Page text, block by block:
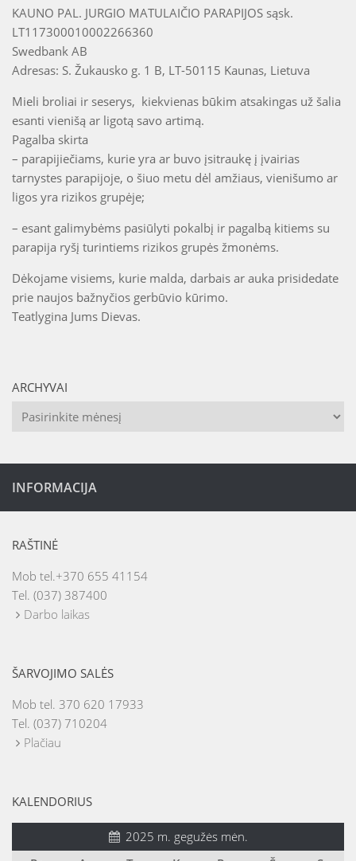
KAUNO PAL. JURGIO MATULAIČIO PARAPIJOS sąsk.
LT117300010002266360
Swedbank AB
Adresas: S. Žukausko g. 1 B, LT-50115 Kaunas, Lietuva
Mieli broliai ir seserys, kiekvienas būkim atsakingas už šalia
esanti vienišą ar ligotą savo artimą.
Pagalba skirta
– parapijiečiams, kurie yra ar buvo įsitraukę į įvairias
tarnystes parapijoje, o šiuo metu dėl amžiaus, vienišumo ar
ligos yra rizikos grupėje;
– esant galimybėms pasiūlyti pokalbį ir pagalbą kitiems su
parapija ryšį turintiems rizikos grupės žmonėms.
Dėkojame visiems, kurie malda, darbais ar auka prisidedate
prie naujos bažnyčios gerbūvio kūrimo.
Teatlygina Jums Dievas.
ARCHYVAI
Archyvai
INFORMACIJA
RAŠTINĖ
Mob tel.+370 655 41154
Tel. (037) 387400
Darbo laikas
ŠARVOJIMO SALĖS
Mob tel. 370 620 17933
Tel. (037) 710204
Plačiau
KALENDORIUS
2025 m. gegužės mėn.